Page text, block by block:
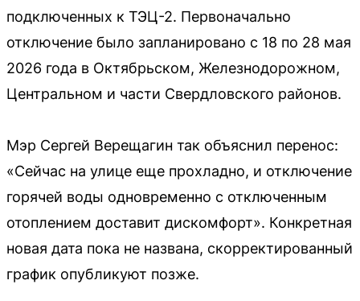
подключенных к ТЭЦ-2. Первоначально
отключение было запланировано с 18 по 28 мая
2026 года в Октябрьском, Железнодорожном,
Центральном и части Свердловского районов.
Мэр Сергей Верещагин так объяснил перенос:
«Сейчас на улице еще прохладно, и отключение
горячей воды одновременно с отключенным
отоплением доставит дискомфорт». Конкретная
новая дата пока не названа, скорректированный
график опубликуют позже.